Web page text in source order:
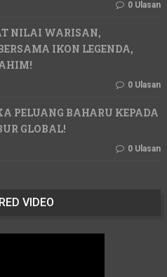
0 Ulasan
NILAI WARISAN,
IKON LEGENDA,
0 Ulasan
PELUANG BAHARU KEPADA
GLOBAL!
0 Ulasan
VIDEO